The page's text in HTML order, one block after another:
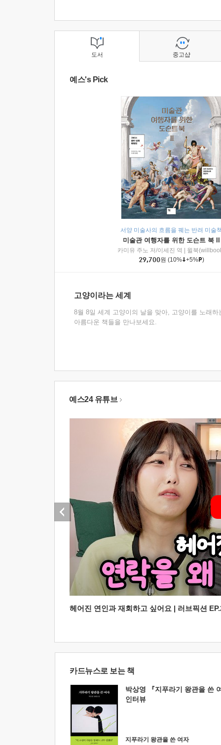
도서
예스's Pick
서양 미술사의 흐름을 꿰는 반려 미술
미술관 여행자를 위한 도슨트 북 II
카미유 주노 저/이세진 역
윌북
29,700원 (10% +5% )
고양이라는 세계
8월 8일 세계 고양이의 날을 맞아, 고양이를 노래하
아름다운 책들을 만나보세요.
중고샵
예스24 유튜브
헤어진 연인과 재회하고 싶어요 | 러브픽션
카드뉴스로 보는 책
박상영 『지푸라기 왕관을 쓴
인터뷰
지푸라기 왕관을 쓴 여자